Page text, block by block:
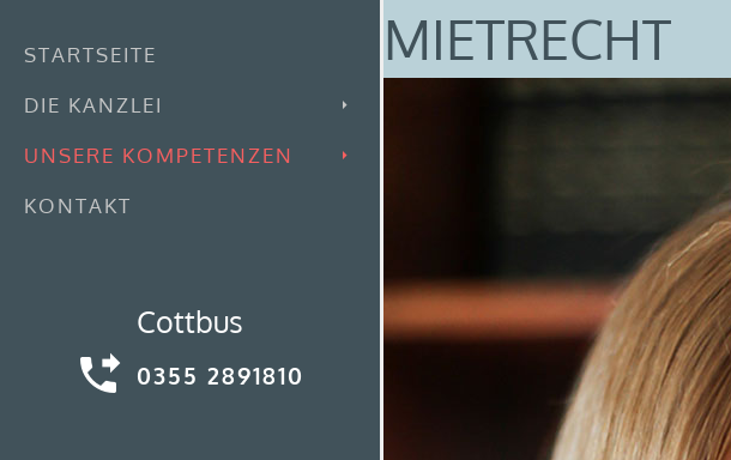
STARTSEITE
DIE KANZLEI
UNSERE KOMPETENZEN
KONTAKT
Cottbus
0355 2891810
MIETRECHT